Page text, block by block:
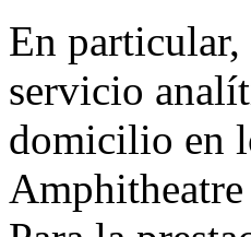
En
servicio
domicilio en